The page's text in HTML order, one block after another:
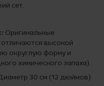
сет.
Оригинальные
высокой
округлую форму и
химического запаха).
30 см (12 дюймов)